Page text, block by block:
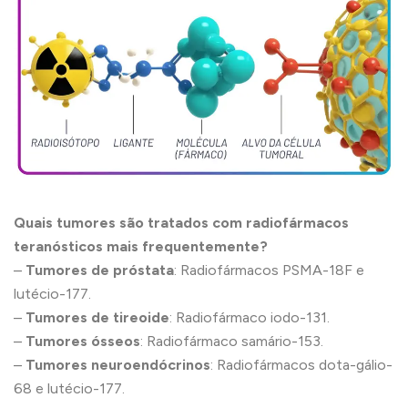
Quais tumores são tratados com radiofármacos
teranósticos mais frequentemente?
– Tumores de próstata: Radiofármacos PSMA-18F e
lutécio-177.
– Tumores de tireoide: Radiofármaco iodo-131.
– Tumores ósseos: Radiofármaco samário-153.
– Tumores neuroendócrinos: Radiofármacos dota-gálio-
68 e lutécio-177.